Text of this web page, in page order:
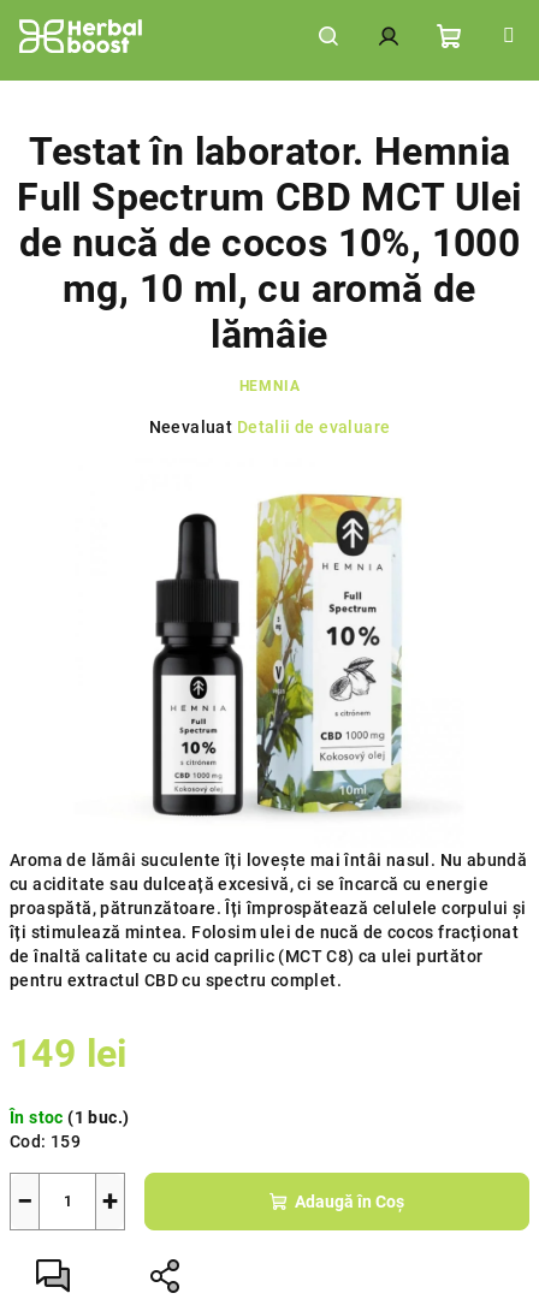
conținut
de
Aroma de lămâi suculente îți lovește mai întâi nasul. Nu abundă
cu aciditate sau dulceață excesivă, ci se încarcă cu energie
proaspătă, pătrunzătoare. Îți împrospătează celulele corpului și
îți stimulează mintea. Folosim ulei de nucă de cocos fracționat
de înaltă calitate cu acid caprilic (MCT C8) ca ulei purtător
pentru extractul CBD cu spectru complet.
149 lei
preţ:
În stoc(1 buc.)
Cod: 159
+
− Adaugă în Coş
Testat în laborator. Hemnia
Full Spectrum CBD MCT Ulei
de nucă de cocos 10%, 1000
mg, 10 ml, cu aromă de
lămâie
HEMNIA
Evaluarea
este
stele.
Neevaluat Detalii de evaluare